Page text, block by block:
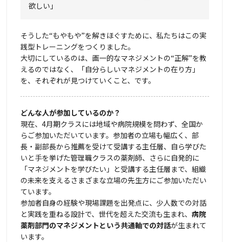
欲しい」
そうした“もやもや”を解きほぐすために、私たちはこの実
践型トレーニングをつくりました。
大切にしているのは、画一的なマネジメントの“正解”を教
えるのではなく、「自分らしいマネジメントの在り方」
を、それぞれが見つけていくこと、です。
どんな人が参加しているのか？
現在、4月期クラスには地域や病院規模を問わず、全国か
らご参加いただいています。参加者の立場も幅広く、部
長・副部長から推薦を受けて受講する主任層、自ら学びた
いと手を挙げた管理職クラスの薬剤師、さらに自発的に
「マネジメントを学びたい」と受講する主任層まで、組織
の未来を支えるさまざまな立場の先生方にご参加いただい
ています。
参加者自身の経験や現場課題を出発点に、少人数での対話
と実践を重ねる設計で、世代を超えた交流も生まれ、 病院
薬剤部門のマネジメントという共通軸での対話が生まれて
います。